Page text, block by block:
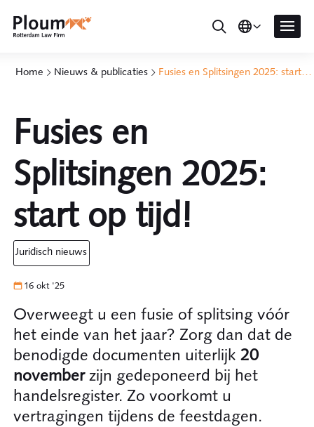
Home Nieuws & publicaties Fusies en Splitsingen 2025: start op tijd!
Fusies en
Splitsingen 2025:
start op tijd!
juridisch nieuws
16 okt '25
Overweegt u een fusie of splitsing vóór
het einde van het jaar? Zorg dan dat de
benodigde documenten uiterlijk 20
novemberzijn gedeponeerd bij het
handelsregister. Zo voorkomt u
vertragingen tijdens de feestdagen.